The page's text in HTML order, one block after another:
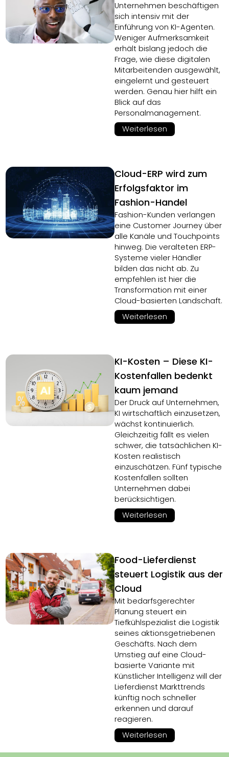
Unternehmen beschäftigen
sich intensiv mit der
Einführung von KI-Agenten.
Weniger Aufmerksamkeit
erhält bislang jedoch die
Frage, wie diese digitalen
Mitarbeitenden ausgewählt,
eingelernt und gesteuert
werden. Genau hier hilft ein
Blick auf das
Personalmanagement.
Weiterlesen
Cloud-ERP wird zum
Erfolgsfaktor im
Fashion-Handel
Fashion-Kunden verlangen
eine Customer Journey über
alle Kanäle und Touchpoints
hinweg. Die veralteten ERP-
Systeme vieler Händler
bilden das nicht ab. Zu
empfehlen ist hier die
Transformation mit einer
Cloud-basierten Landschaft.
Weiterlesen
KI-Kosten – Diese KI-
Kostenfallen bedenkt
kaum jemand
Der Druck auf Unternehmen,
KI wirtschaftlich einzusetzen,
wächst kontinuierlich.
Gleichzeitig fällt es vielen
schwer, die tatsächlichen KI-
Kosten realistisch
einzuschätzen. Fünf typische
Kostenfallen sollten
Unternehmen dabei
berücksichtigen.
Weiterlesen
Food-Lieferdienst
steuert Logistik aus der
Cloud
Mit bedarfsgerechter
Planung steuert ein
Tiefkühlspezialist die Logistik
seines aktionsgetriebenen
Geschäfts. Nach dem
Umstieg auf eine Cloud-
basierte Variante mit
Künstlicher Intelligenz will der
Lieferdienst Markttrends
künftig noch schneller
erkennen und darauf
reagieren.
Weiterlesen